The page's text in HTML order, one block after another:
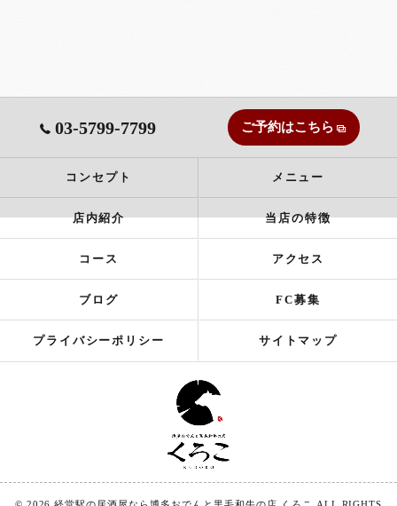
03-5799-7799 ご予約はこちら
コンセプト メニュー
店内紹介 当店の特徴
コース アクセス
ブログ FC募集
プライバシーポリシー サイトマップ